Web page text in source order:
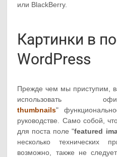
или BlackBerry.
Картинки в
WordPress
Прежде чем мы приступим,
использовать
thumbnails"
руководстве. Само собой,
для поста поле "featured
несколько технических
возможно, также не